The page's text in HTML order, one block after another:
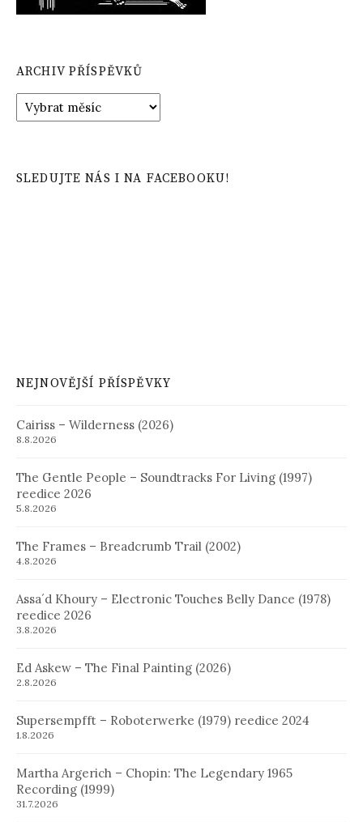
ARCHIV PŘÍSPĚVKŮ
Archiv
příspěvků
SLEDUJTE NÁS I NA FACEBOOKU!
NEJNOVĚJŠÍ PŘÍSPĚVKY
Cairiss – Wilderness (2026)
8.8.2026
The Gentle People – Soundtracks For Living (1997)
reedice 2026
5.8.2026
The Frames – Breadcrumb Trail (2002)
4.8.2026
Assa´d Khoury – Electronic Touches Belly Dance (1978)
reedice 2026
3.8.2026
Ed Askew – The Final Painting (2026)
2.8.2026
Supersempfft – Roboterwerke (1979) reedice 2024
1.8.2026
Martha Argerich – Chopin: The Legendary 1965
Recording (1999)
31.7.2026